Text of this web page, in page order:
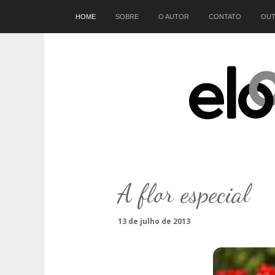
HOME SOBRE O AUTOR CONTATO Início
A flor especial
13 de julho de 2013